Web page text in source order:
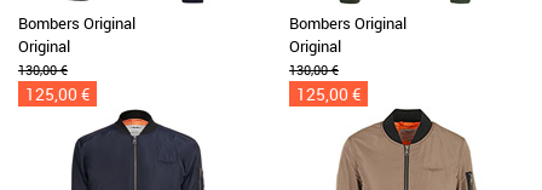
Bombers Original
Original
130,00 €
125,00 €
Bombers Original
Original
130,00 €
125,00 €